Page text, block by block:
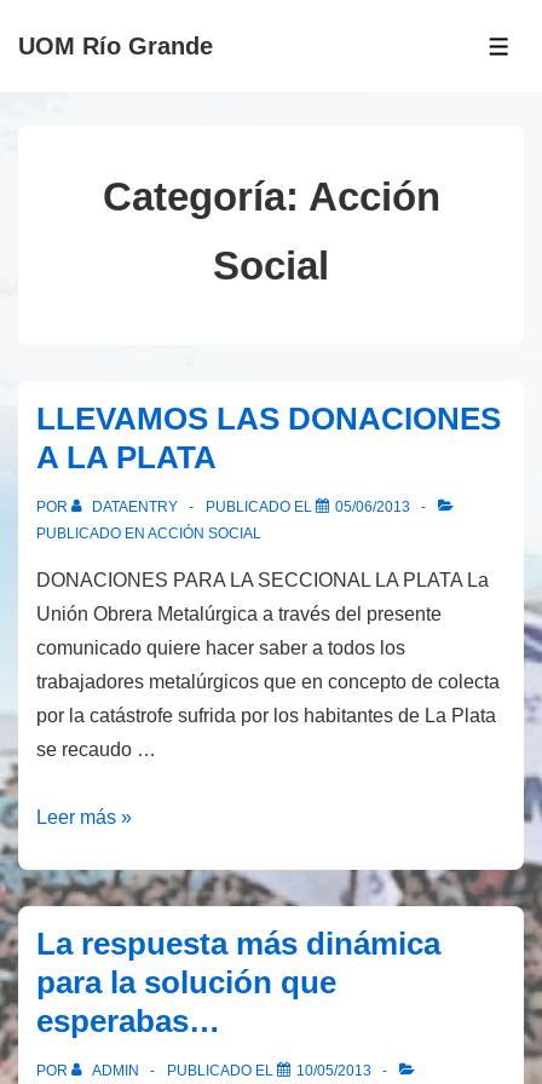
Saltar
UOM Río Grande
Categoría: Acción
Social
LLEVAMOS LAS DONACIONES
A LA PLATA
POR DATAENTRY PUBLICADO EL
05/06/2013
PUBLICADO EN ACCIÓN SOCIAL
DONACIONES PARA LA SECCIONAL LA PLATA La
Unión Obrera Metalúrgica a través del presente
comunicado quiere hacer saber a todos los
trabajadores metalúrgicos que en concepto de colecta
por la catástrofe sufrida por los habitantes de La Plata
se recaudo …
LLEVAMOS
DONACIONES
LA
PLATA
Leer más »
La respuesta más dinámica
para la solución que
esperabas…
POR ADMIN PUBLICADO EL 10/05/2013